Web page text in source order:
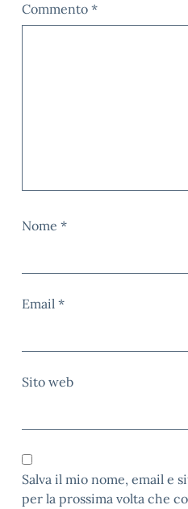
Commento *
Nome *
Email *
Sito web
Salva il mio nome, email e
per la prossima volta che